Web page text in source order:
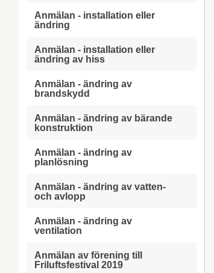
Anmälan - installation eller
ändring
Anmälan - installation eller
ändring av hiss
Anmälan - ändring av
brandskydd
Anmälan - ändring av bärande
konstruktion
Anmälan - ändring av
planlösning
Anmälan - ändring av vatten-
och avlopp
Anmälan - ändring av
ventilation
Anmälan av förening till
Friluftsfestival 2019